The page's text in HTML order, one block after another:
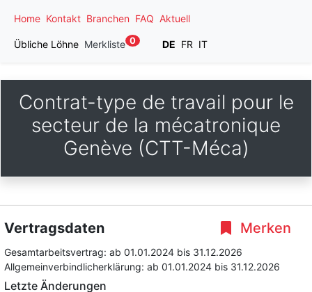
Home Kontakt Branchen FAQ Aktuell
Übliche Löhne Merkliste 0 DE FR IT
Contrat-type de travail pour le
secteur de la mécatronique
Genève (CTT-Méca)
Merken
Vertragsdaten
Gesamtarbeitsvertrag: ab 01.01.2024 bis 31.12.2026
Allgemeinverbindlicherklärung: ab 01.01.2024 bis 31.12.2026
Letzte Änderungen